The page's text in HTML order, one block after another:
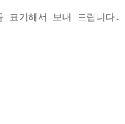
표기해서 보내 드립니다.